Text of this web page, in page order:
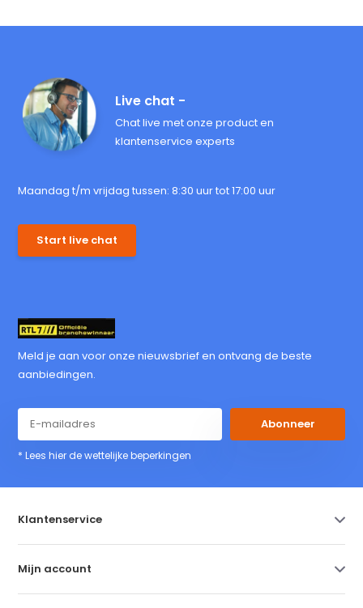
Live chat -
Chat live met onze product en
klantenservice experts
Maandag t/m vrijdag tussen: 8:30 uur tot 17:00 uur
Start live chat
Meld je aan voor onze nieuwsbrief en ontvang de beste
aanbiedingen.
Abonneer
* Lees hier de wettelijke beperkingen
Klantenservice
Mijn account